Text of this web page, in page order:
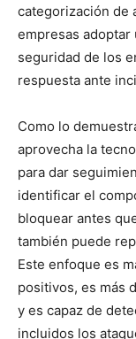
categorización de
empresas adoptar
seguridad de los
respuesta ante
Como lo
aprovecha la
para dar
identificar el
bloquear antes
también puede
Este enfoque es
positivos, es más
y es capaz de
incluidos los